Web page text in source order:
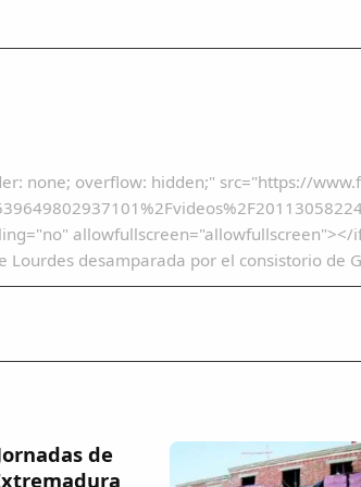
none; overflow: hidden;" src="https://
allowfullscreen="allowfullscreen"></
desamparada por el consistorio de
de